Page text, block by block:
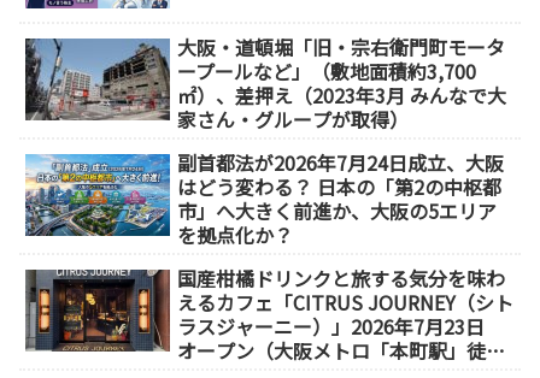
大阪・道頓堀「旧・宗右衛門町モータ
ープールなど」（敷地面積約3,700
㎡）、差押え（2023年3月 みんなで大
家さん・グループが取得）
副首都法が2026年7月24日成立、大阪
はどう変わる？ 日本の「第2の中枢都
市」へ大きく前進か、大阪の5エリア
を拠点化か？
国産柑橘ドリンクと旅する気分を味わ
えるカフェ「CITRUS JOURNEY（シト
ラスジャーニー）」2026年7月23日
オープン（大阪メトロ「本町駅」徒歩